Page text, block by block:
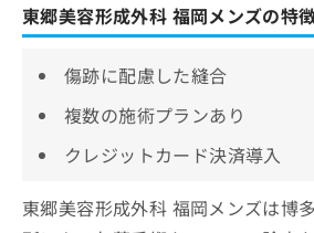
東郷美容形成外科 福岡メンズの特
傷跡に配慮した縫合
複数の施術プランあり
クレジットカード決済導入
東郷美容形成外科 福岡メンズは博